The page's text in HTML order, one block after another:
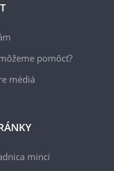
pomôcť?
médiá
mincí